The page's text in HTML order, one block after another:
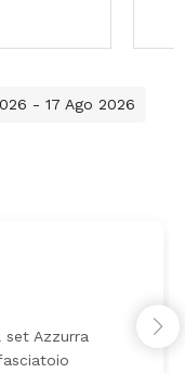
- 17 Ago 2026
Azzurra